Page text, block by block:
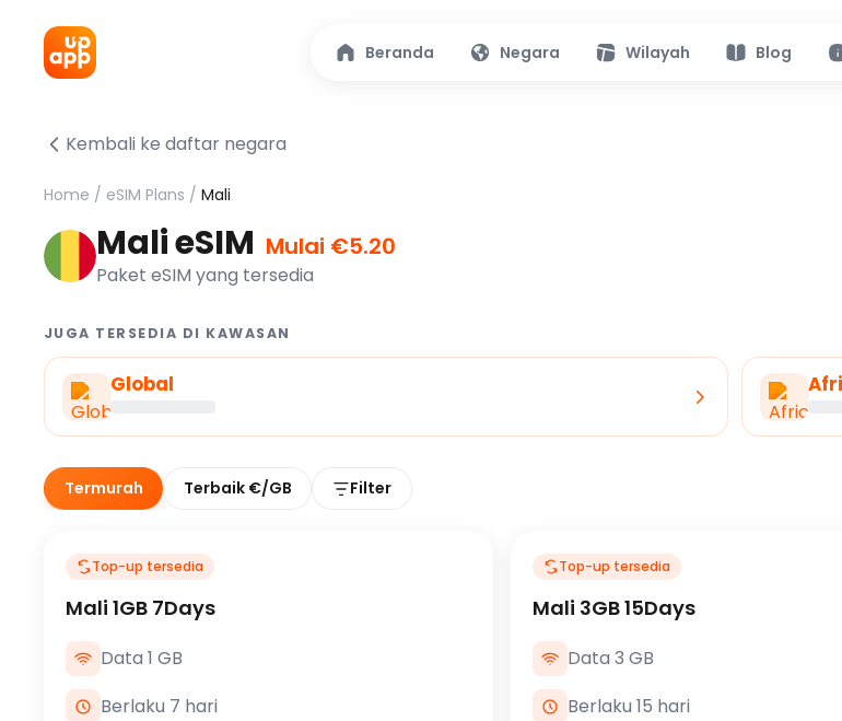
Beranda Negara Wilayah Blog
Kembali ke daftar negara
Home / eSIM Plans / Mali
Mali eSIM Mulai €5.20
Paket eSIM yang tersedia
JUGA TERSEDIA DI KAWASAN
Global
Termurah Terbaik €/GB Filter
Top-up tersedia
Mali 1GB 7Days
Data 1 GB
Berlaku 7 hari
Top-up tersedia
Mali 3GB 15Days
Data 3 GB
Berlaku 15 hari